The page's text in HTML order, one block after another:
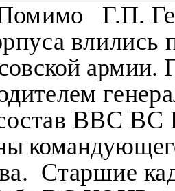
Г.П.
влились
армии.
ВВС ВС
Старшие